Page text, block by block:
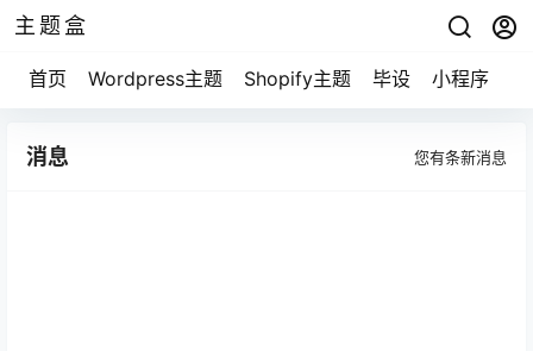
主题盒
首页 Wordpress主题 Shopify主题 毕设 小程序
消息 您有条新消息